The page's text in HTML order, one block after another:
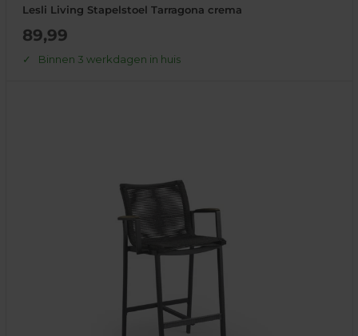
Lesli Living Stapelstoel Tarragona crema
Actie
prijs
89,99
Binnen 3 werkdagen in huis